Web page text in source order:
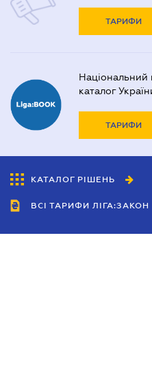
ТАРИФИ
каталог
ТАРИФИ
КАТАЛОГ РІШЕНЬ
ВСІ ТАРИФИ ЛІГА:ЗАКОН